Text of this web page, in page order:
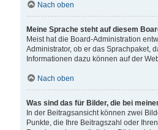
Nach oben
Meine Sprache steht auf diesem
Meist hat die Board-Administration
Administrator, ob er das Sprachpaket,
Informationen dazu können auf der
Nach oben
Was sind das für Bilder, die bei
In der Beitragsansicht können zwei
Punkte, die Ihre Beitragszahl oder